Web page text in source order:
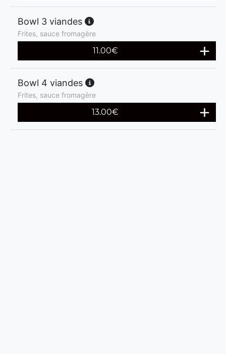
Bowl 3 viandes
Frites, sauce fromagère
11.00€
Bowl 4 viandes
Frites, sauce fromagère
13.00€